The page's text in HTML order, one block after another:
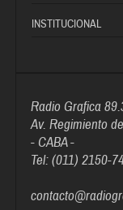
INSTITUCIONAL
Radio Grafica
Av. Regimiento
- CABA -
Tel: (011) 2150-